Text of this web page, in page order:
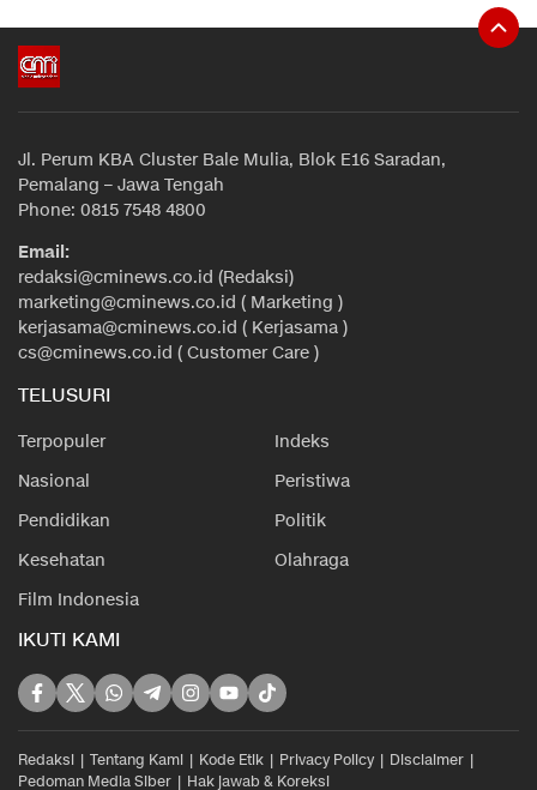
Jl. Perum KBA Cluster Bale Mulia, Blok E16 Saradan,
Pemalang – Jawa Tengah
Phone: 0815 7548 4800
Email:
redaksi@cminews.co.id (Redaksi)
marketing@cminews.co.id ( Marketing )
kerjasama@cminews.co.id ( Kerjasama )
cs@cminews.co.id ( Customer Care )
TELUSURI
Terpopuler
Indeks
Nasional
Peristiwa
Pendidikan
Politik
Kesehatan
Olahraga
Film Indonesia
IKUTI KAMI
Redaksi Tentang Kami Kode Etik Privacy Policy
Disclaimer
Pedoman Media Siber
Hak jawab & Koreksi